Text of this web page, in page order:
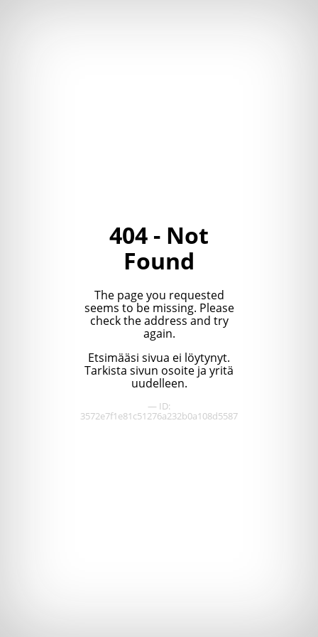
404 - Not
Found
The page you requested
seems to be missing. Please
check the address and try
again.
Etsimääsi sivua ei löytynyt.
Tarkista sivun osoite ja yritä
uudelleen.
— ID:
3572e7f1e81c51276a232b0a108d5587